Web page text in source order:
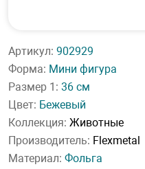
Артикул: 902929
Форма: Мини фигура
Размер 1: 36 см
Цвет: Бежевый
Коллекция: Животные
Производитель: Flexmetal
Материал: Фольга